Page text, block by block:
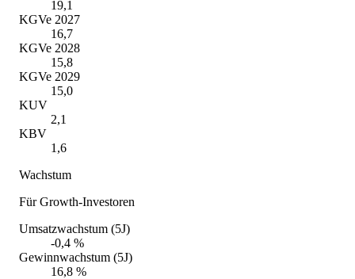
19,1
KGVe 2027
16,7
KGVe 2028
15,8
KGVe 2029
15,0
KUV
2,1
KBV
1,6
Wachstum
Für Growth-Investoren
Umsatzwachstum (5J)
-0,4 %
Gewinnwachstum (5J)
16,8 %